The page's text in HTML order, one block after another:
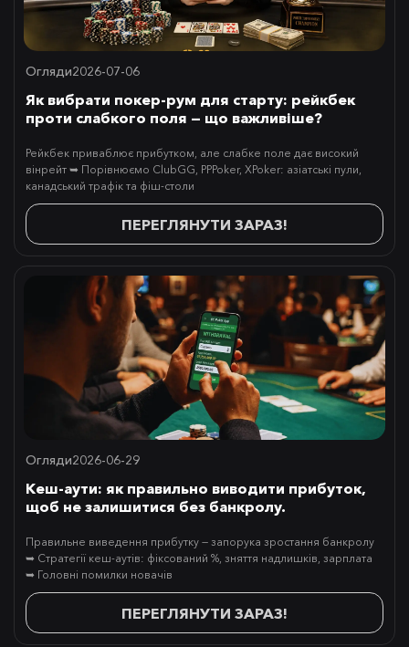
Огляди2026-07-06
Як вибрати покер-рум для старту: рейкбек
проти слабкого поля — що важливіше?
Рейкбек приваблює прибутком, але слабке поле дає високий
вінрейт ➥ Порівнюємо ClubGG, PPPoker, XPoker: азіатські пули,
канадський трафік та фіш-столи
ПЕРЕГЛЯНУТИ ЗАРАЗ!
Огляди2026-06-29
Кеш-аути: як правильно виводити прибуток,
щоб не залишитися без банкролу.
Правильне виведення прибутку — запорука зростання банкролу
➥ Стратегії кеш-аутів: фіксований %, зняття надлишків, зарплата
➥ Головні помилки новачів
ПЕРЕГЛЯНУТИ ЗАРАЗ!